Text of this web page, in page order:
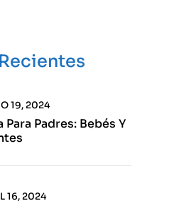
Para Padres: Bebés Y
19, 2024
16, 2024